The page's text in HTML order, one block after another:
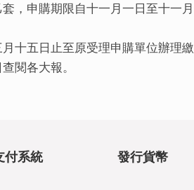
，申購期限自十一月一日至十一
十五日止至原受理申購單位辦理
閱各大報。
付系統 發行貨幣